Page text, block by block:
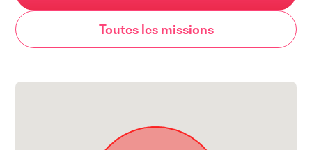
Toutes les missions